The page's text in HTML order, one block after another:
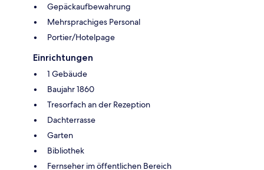
Gepäckaufbewahrung
Mehrsprachiges Personal
Portier/Hotelpage
Einrichtungen
1 Gebäude
Baujahr 1860
Tresorfach an der Rezeption
Dachterrasse
Garten
Bibliothek
Fernseher im öffentlichen Bereich